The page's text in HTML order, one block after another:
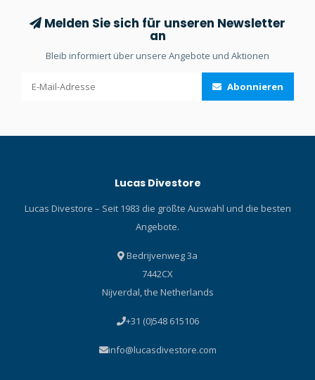
Melden Sie sich für unseren Newsletter
an
Bleib informiert über unsere Angebote und Aktionen
Abonnieren
Lucas Divestore
Lucas Divestore – Seit 1983 die größte Auswahl und die besten
Angebote.
Bedrijvenweg 3a
7442CX
Nijverdal, the Netherlands
+31 (0)548 615106
info@lucasdivestore.com